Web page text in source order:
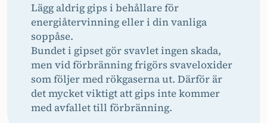
Lägg aldrig gips i behållare för
energiåtervinning eller i din vanliga
soppåse.
Bundet i gipset gör svavlet ingen skada,
men vid förbränning frigörs svaveloxider
som följer med rökgaserna ut. Därför är
det mycket viktigt att gips inte kommer
med avfallet till förbränning.